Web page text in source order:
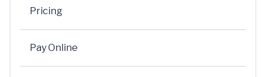
Pricing
Pay Online